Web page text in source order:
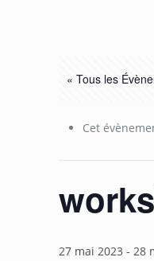
« Tous les
Cet
27 mai 2023 -28